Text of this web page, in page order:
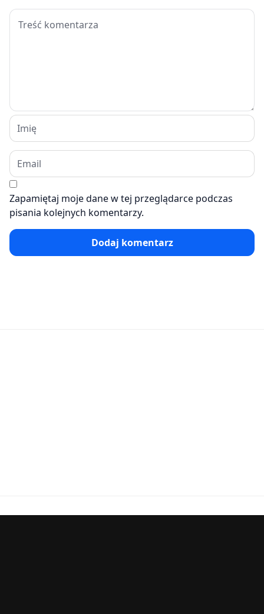
Zapamiętaj moje dane w tej przeglądarce podczas
pisania kolejnych komentarzy.
Dodaj komentarz